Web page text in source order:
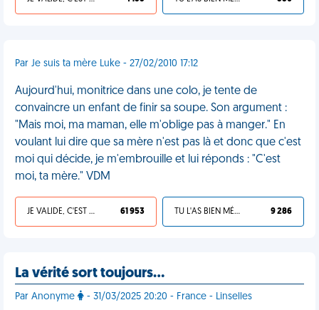
Par Je suis ta mère Luke - 27/02/2010 17:12
Aujourd'hui, monitrice dans une colo, je tente de
convaincre un enfant de finir sa soupe. Son argument :
"Mais moi, ma maman, elle m'oblige pas à manger." En
voulant lui dire que sa mère n'est pas là et donc que c'est
moi qui décide, je m'embrouille et lui réponds : "C'est
moi, ta mère." VDM
JE VALIDE, C'EST UNE VDM 61 953 TU L'AS BIEN MÉRITÉ 9 286
La vérité sort toujours…
Par Anonyme - 31/03/2025 20:20 - France - Linselles